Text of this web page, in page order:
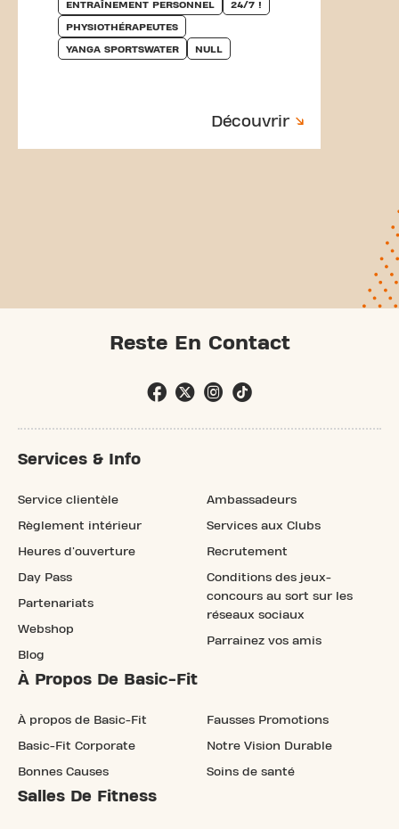
ENTRAÎNEMENT PERSONNEL 24/7 !
PHYSIOTHÉRAPEUTES
YANGA SPORTSWATER NULL
Découvrir
Reste En Contact
Services & Info
Service clientèle
Règlement intérieur
Heures d'ouverture
Day Pass
Partenariats
Webshop
Blog
Ambassadeurs
Services aux Clubs
Recrutement
Conditions des jeux-
concours au sort sur les
réseaux sociaux
Parrainez vos amis
À Propos De Basic-Fit
À propos de Basic-Fit
Basic-Fit Corporate
Bonnes Causes
Fausses Promotions
Notre Vision Durable
Soins de santé
Salles De Fitness